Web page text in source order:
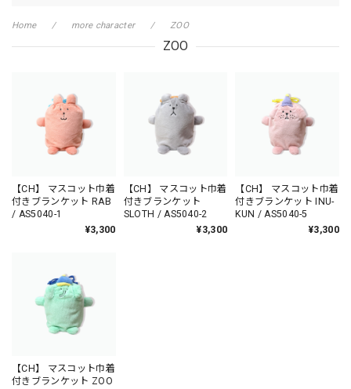
Home more character ZOO
ZOO
【CH】 マスコット巾着
付きブランケット RAB
/ AS5040-1
¥3,300
【CH】 マスコット巾着
付きブランケット
SLOTH / AS5040-2
¥3,300
【CH】 マスコット巾着
付きブランケット INU-
KUN / AS5040-5
¥3,300
【CH】 マスコット巾着
付きブランケット ZOO